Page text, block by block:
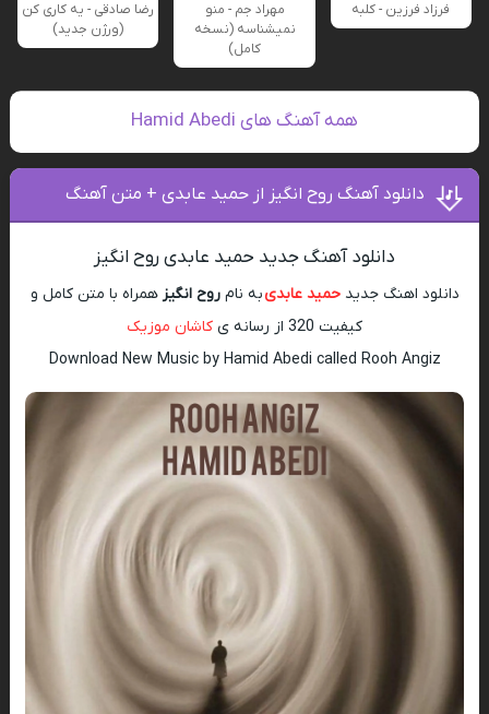
فرزاد فرزین - کلبه
مهراد جم - منو
نمیشناسه (نسخه
کامل)
رضا صادقی - یه کاری کن
(ورژن جدید)
همه آهنگ های Hamid Abedi
دانلود آهنگ روح انگیز از حمید عابدی + متن آهنگ
دانلود آهنگ جدید حمید عابدی روح انگیز
دانلود اهنگ جدیدحمید عابدیبه نامروح انگیز همراه با متن کامل و
کیفیت 320 از رسانه ی
کاشان موزیک
Download New Music by Hamid Abedi called Rooh Angiz